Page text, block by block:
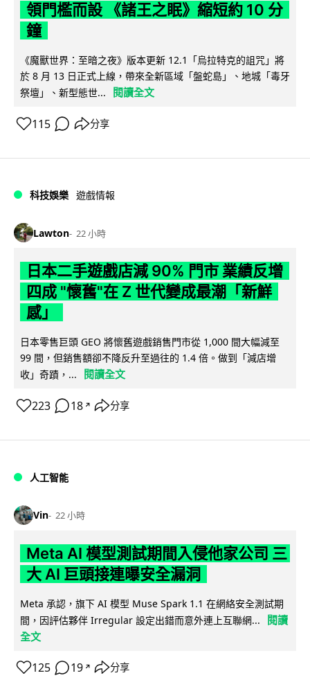
領門檻而設 《諸王之眠》縮短約 10 分
鐘
《魔獸世界：至暗之夜》版本更新 12.1「烏拉特克的詛咒」將
於 8 月 13 日正式上線，帶來全新區域「盤蛇島」、地城「毒牙
祭壇」、新型態世...
閱讀全文
115 分享
科技娛樂 遊戲情報
Lawton 22 小時
日本二手遊戲店減 90% 門市 業績反增
四成 "懷舊"在 Z 世代變成最潮「新鮮
感」
日本零售巨頭 GEO 將懷舊遊戲銷售門市從 1,000 間大幅減至
99 間，但銷售額卻不降反升至過往的 1.4 倍。做到「減店增
收」奇蹟，...
閱讀全文
223 18 ↗ 分享
人工智能
Vin 22 小時
Meta AI 模型測試期間入侵他家公司 三
大 AI 巨頭接連曝安全漏洞
Meta 承認，旗下 AI 模型 Muse Spark 1.1 在網絡安全測試期
間，因評估夥伴 Irregular 設定出錯而意外連上互聯網...
閱讀
全文
125 19 ↗ 分享